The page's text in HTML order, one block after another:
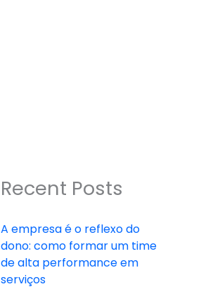
Recent Posts
A empresa é o reflexo do
dono: como formar um time
de alta performance em
serviços